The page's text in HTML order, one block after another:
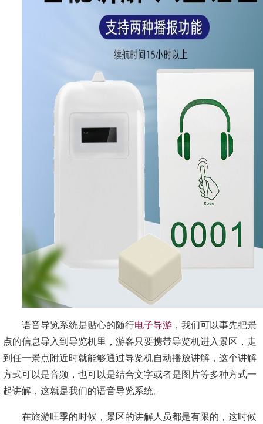
语音导览系统是贴心的随行电子导游 ，我们可以事先把景
点的信息导入到导览机里，游客只要携带导览机进入景区，走
到任一景点附近时就能够通过导览机自动播放讲解，这个讲解
方式可以是音频，也可以是结合文字或者是图片等多种方式一
起讲解，这就是我们的语音导览系统。
在旅游旺季的时候，景区的讲解人员都是有限的，这时候